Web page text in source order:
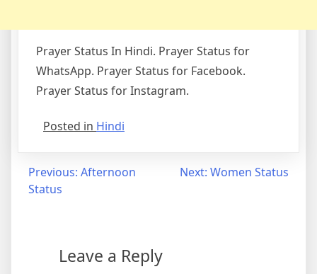
Prayer Status In Hindi. Prayer Status for
WhatsApp. Prayer Status for Facebook.
Prayer Status for Instagram.
Posted in Hindi
Post
navigation
Previous: Afternoon
Status
Next: Women Status
Leave a Reply